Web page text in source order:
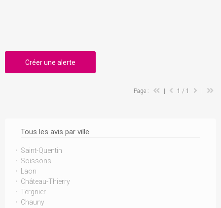
Tous les avis par ville
Saint-Quentin
Soissons
Laon
Château-Thierry
Tergnier
Chauny
Créer une alerte
Page : 1 / 1